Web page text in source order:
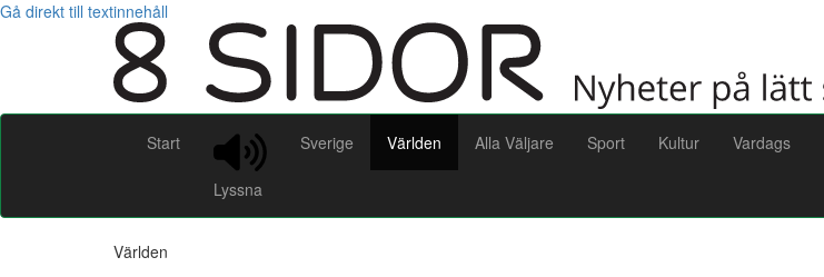
Gå direkt till textinnehåll
Start
Lyssna
Sverige Världen Alla Väljare Sport Kultur Vardags
Världen